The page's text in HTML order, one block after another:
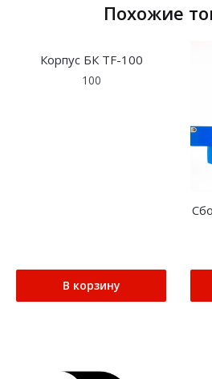
Похожие
Корпус БК TF-100
100
В корзину